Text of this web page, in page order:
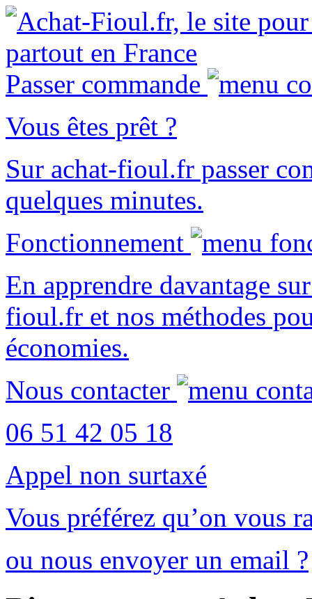
Passer commande
Vous êtes prêt ?
Sur achat-fioul.fr passer
quelques minutes.
Fonctionnement
En apprendre davantage
fioul.fr et nos méthodes
économies.
Nous contacter
06 51 42 05 18
Appel non surtaxé
Vous préférez qu’on vous
ou nous envoyer un email ?